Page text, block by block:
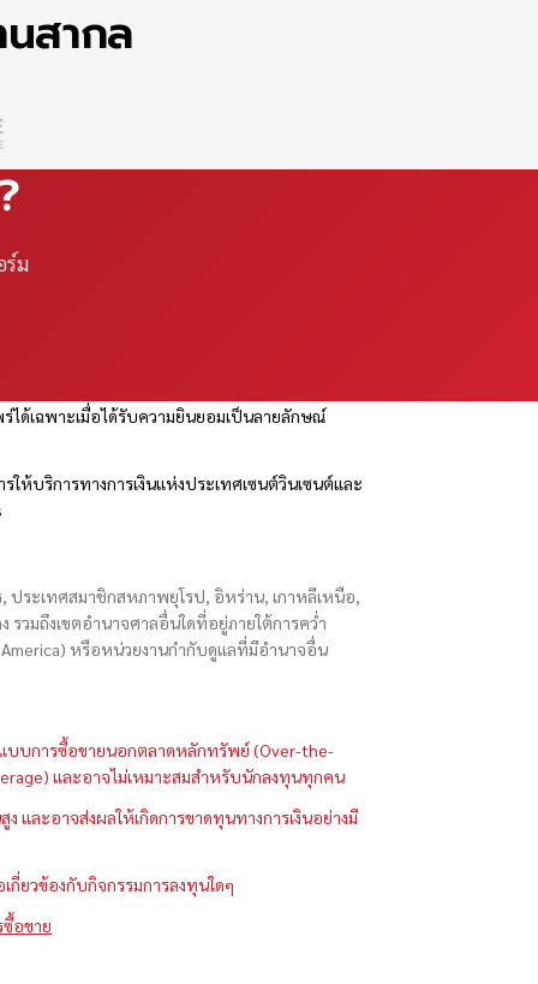
สากล
ร์ม
ได้เฉพาะเมื่อได้รับความยินยอมเป็นลายลักษณ์
ห้บริการทางการเงินแห่งประเทศเซนต์วินเซนต์และ
ประเทศสมาชิกสหภาพยุโรป, อิหร่าน, เกาหลีเหนือ,
รวมถึงเขตอำนาจศาลอื่นใดที่อยู่ภายใต้การคว่ำ
หรือหน่วยงานกำกับดูแลที่มีอำนาจอื่น
แบบการซื้อขายนอกตลาดหลักทรัพย์ (Over-the-
และอาจไม่เหมาะสมสำหรับนักลงทุนทุกคน
ง และอาจส่งผลให้เกิดการขาดทุนทางการเงินอย่างมี
กี่ยวข้องกับกิจกรรมการลงทุนใดๆ
ซื้อขาย